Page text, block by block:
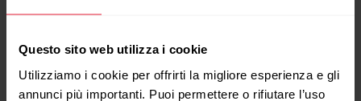
Questo sito web utilizza i cookie
Utilizziamo i cookie per offrirti la migliore esperienza e gli
annunci più importanti. Puoi permettere o rifiutare l’uso
→ Dettagli